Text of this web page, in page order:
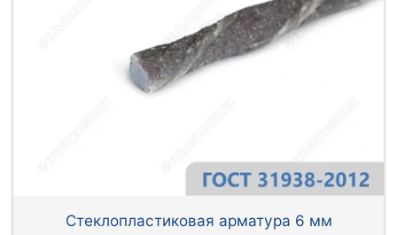
Стеклопластиковая арматура 6 мм